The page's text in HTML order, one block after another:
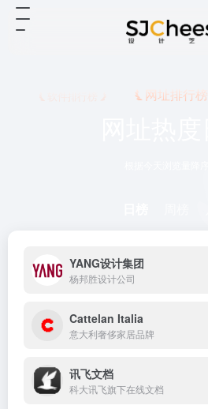
网址排行榜
YANG设计集团
杨邦胜设计公司
Cattelan Italia
意大利奢侈家居品牌
讯飞文档
科大讯飞旗下在线文档